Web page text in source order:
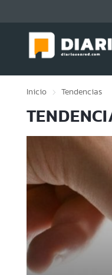
Inicio Tendencias